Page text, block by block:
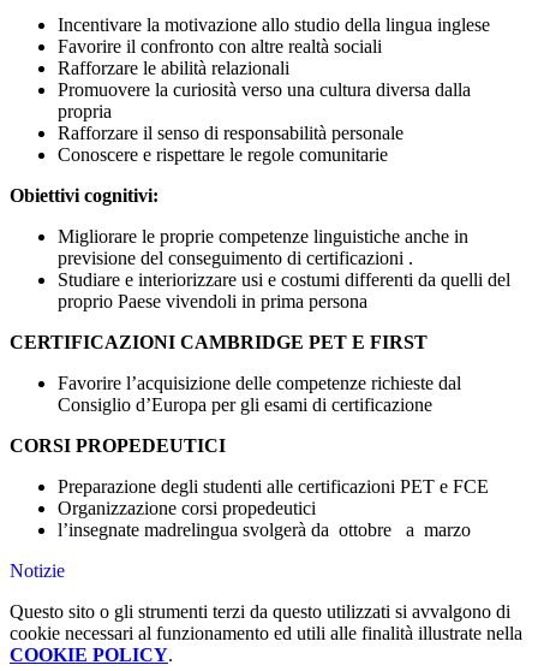
Incentivare la motivazione allo studio della lingua inglese
Favorire il confronto con altre realtà sociali
Rafforzare le abilità relazionali
Promuovere la curiosità verso una cultura diversa dalla
propria
Rafforzare il senso di responsabilità personale
Conoscere e rispettare le regole comunitarie
Obiettivi cognitivi:
Migliorare le proprie competenze linguistiche anche in
previsione del conseguimento di certificazioni .
Studiare e interiorizzare usi e costumi differenti da quelli del
proprio Paese vivendoli in prima persona
CERTIFICAZIONI CAMBRIDGE PET E FIRST
Favorire l’acquisizione delle competenze richieste dal
Consiglio d’Europa per gli esami di certificazione
CORSI PROPEDEUTICI
Preparazione degli studenti alle certificazioni PET e FCE
Organizzazione corsi propedeutici
l’insegnate madrelingua svolgerà da ottobre a marzo
Notizie
Questo sito o gli strumenti terzi da questo utilizzati si avvalgono di
cookie necessari al funzionamento ed utili alle finalità illustrate nella
COOKIE POLICY.